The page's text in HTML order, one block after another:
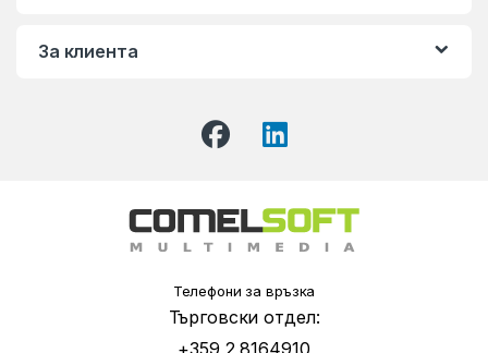
За клиента
Телефони за връзка
Търговски отдел:
+359 2 8164910